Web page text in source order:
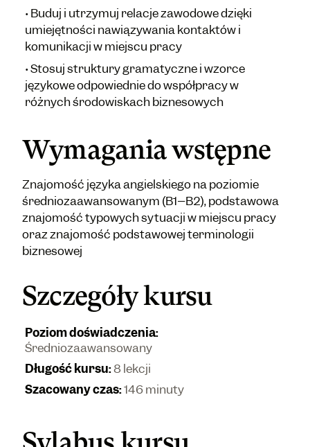
• Buduj i utrzymuj relacje zawodowe dzięki
umiejętności nawiązywania kontaktów i
komunikacji w miejscu pracy
•Stosuj struktury gramatyczne i wzorce
językowe odpowiednie do współpracy w
różnych środowiskach biznesowych
Wymagania wstępne
Znajomość języka angielskiego na poziomie
średniozaawansowanym (B1–B2), podstawowa
znajomość typowych sytuacji w miejscu pracy
oraz znajomość podstawowej terminologii
biznesowej
Szczegóły kursu
Poziom doświadczenia:
Średniozaawansowany
Długość kursu:8 lekcji
Szacowany czas:146 minuty